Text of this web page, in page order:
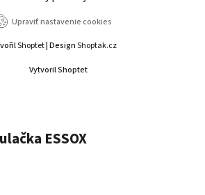
Vytvoril Shoptet
Upraviť nastavenie cookies
Shoptet| DesignShoptak.cz
ESSOX